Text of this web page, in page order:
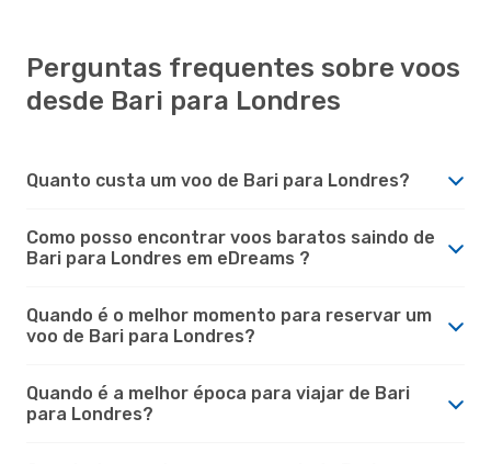
Perguntas frequentes sobre voos
desde Bari para Londres
Quanto custa um voo de Bari para Londres?
Como posso encontrar voos baratos saindo de
Bari para Londres em eDreams ?
Quando é o melhor momento para reservar um
voo de Bari para Londres?
Quando é a melhor época para viajar de Bari
para Londres?